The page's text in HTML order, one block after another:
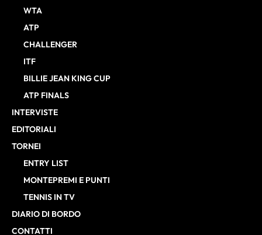
WTA
ATP
CHALLENGER
ITF
BILLIE JEAN KING CUP
ATP FINALS
INTERVISTE
EDITORIALI
TORNEI
ENTRY LIST
MONTEPREMI E PUNTI
TENNIS IN TV
DIARIO DI BORDO
CONTATTI